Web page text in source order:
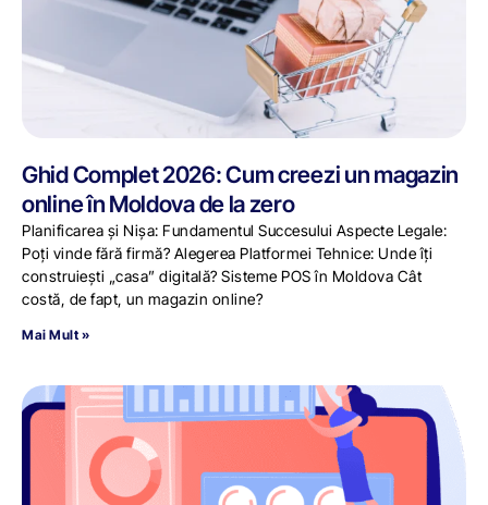
Ghid Complet 2026: Cum creezi un magazin
online în Moldova de la zero
Planificarea și Nișa: Fundamentul Succesului Aspecte Legale:
Poți vinde fără firmă? Alegerea Platformei Tehnice: Unde îți
construiești „casa” digitală? Sisteme POS în Moldova Cât
costă, de fapt, un magazin online?
Mai Mult »